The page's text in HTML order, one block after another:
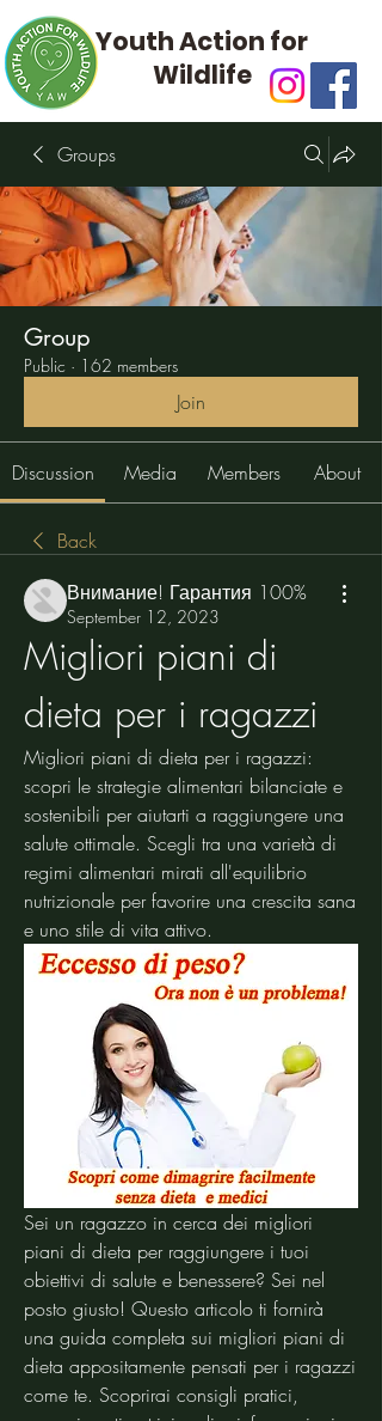
Youth Action for
Wildlife
Groups
Group
Public · 162 members
Join
Discussion Media Members About
Back
Внимание! Гарантия 100%
September 12, 2023
Migliori piani di
dieta per i ragazzi
Migliori piani di dieta per i ragazzi:
scopri le strategie alimentari bilanciate e
sostenibili per aiutarti a raggiungere una
salute ottimale. Scegli tra una varietà di
regimi alimentari mirati all'equilibrio
nutrizionale per favorire una crescita sana
e uno stile di vita attivo.
Sei un ragazzo in cerca dei migliori
piani di dieta per raggiungere i tuoi
obiettivi di salute e benessere? Sei nel
posto giusto! Questo articolo ti fornirà
una guida completa sui migliori piani di
dieta appositamente pensati per i ragazzi
come te. Scoprirai consigli pratici,